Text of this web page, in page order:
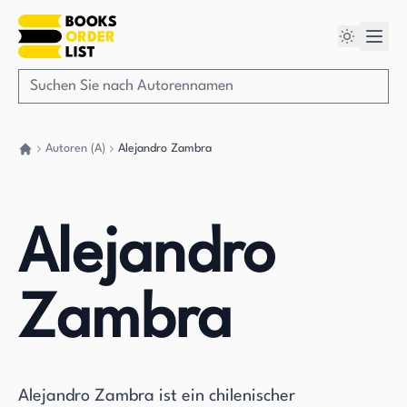
Autoren (A) Alejandro Zambra
Alejandro
Zambra
Alejandro Zambra ist ein chilenischer